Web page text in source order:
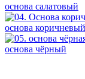
основа салатовый
основа коричневый
основа чёрный